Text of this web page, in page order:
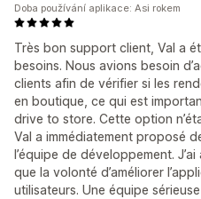
Très bon support client, Val a
besoins. Nous avions besoin
clients afin de vérifier si les
en boutique, ce qui est
drive to store. Cette option
Val a immédiatement proposé
l’équipe de développement.
que la volonté d’améliorer
utilisateurs. Une équipe
Doba používání aplikace: Asi rokem